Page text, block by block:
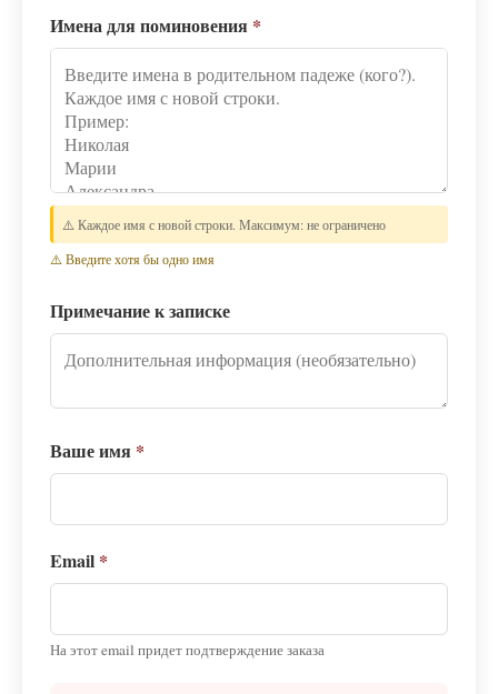
Имена для поминовения *
⚠️ Каждое имя с новой строки. Максимум: не ограничено
⚠️ Введите хотя бы одно имя
Примечание к записке
Ваше имя *
Email *
На этот email придет подтверждение заказа